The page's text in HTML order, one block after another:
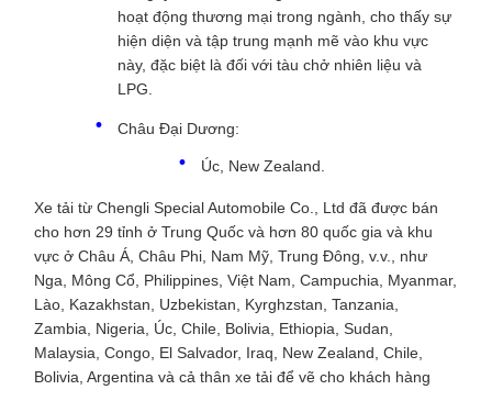
hoạt động thương mại trong ngành, cho thấy sự
hiện diện và tập trung mạnh mẽ vào khu vực
này, đặc biệt là đối với tàu chở nhiên liệu và
LPG.
Châu Đại Dương:
Úc, New Zealand.
Xe tải từ Chengli Special Automobile Co., Ltd đã được bán
cho hơn 29 tỉnh ở Trung Quốc và hơn 80 quốc gia và khu
vực ở Châu Á, Châu Phi, Nam Mỹ, Trung Đông, v.v., như
Nga, Mông Cổ, Philippines, Việt Nam, Campuchia, Myanmar,
Lào, Kazakhstan, Uzbekistan, Kyrghzstan, Tanzania,
Zambia, Nigeria, Úc, Chile, Bolivia, Ethiopia, Sudan,
Malaysia, Congo, El Salvador, Iraq, New Zealand, Chile,
Bolivia, Argentina và cả thân xe tải để vẽ cho khách hàng